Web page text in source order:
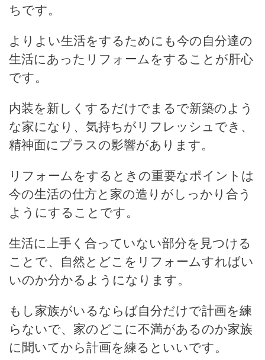
ちです。
よりよい生活をするためにも今の自分達の
生活にあったリフォームをすることが肝心
です。
内装を新しくするだけでまるで新築のよう
な家になり、気持ちがリフレッシュでき、
精神面にプラスの影響があります。
リフォームをするときの重要なポイントは
今の生活の仕方と家の造りがしっかり合う
ようにすることです。
生活に上手く合っていない部分を見つける
ことで、自然とどこをリフォームすればい
いのか分かるようになります。
もし家族がいるならば自分だけで計画を練
らないで、家のどこに不満があるのか家族
に聞いてから計画を練るといいです。